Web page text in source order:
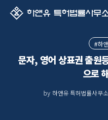
#하
문자, 영어 상표권 출원
으로
by 하앤유 특허법률사무소